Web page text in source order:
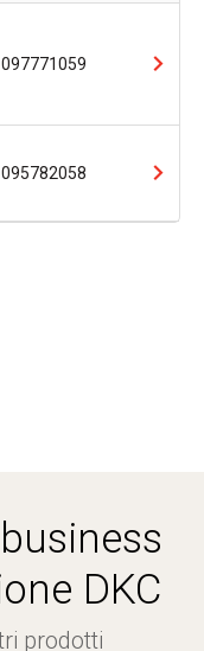
097771059
095782058
DKC
prodotti